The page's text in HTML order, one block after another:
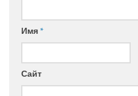
Имя*
Сайт